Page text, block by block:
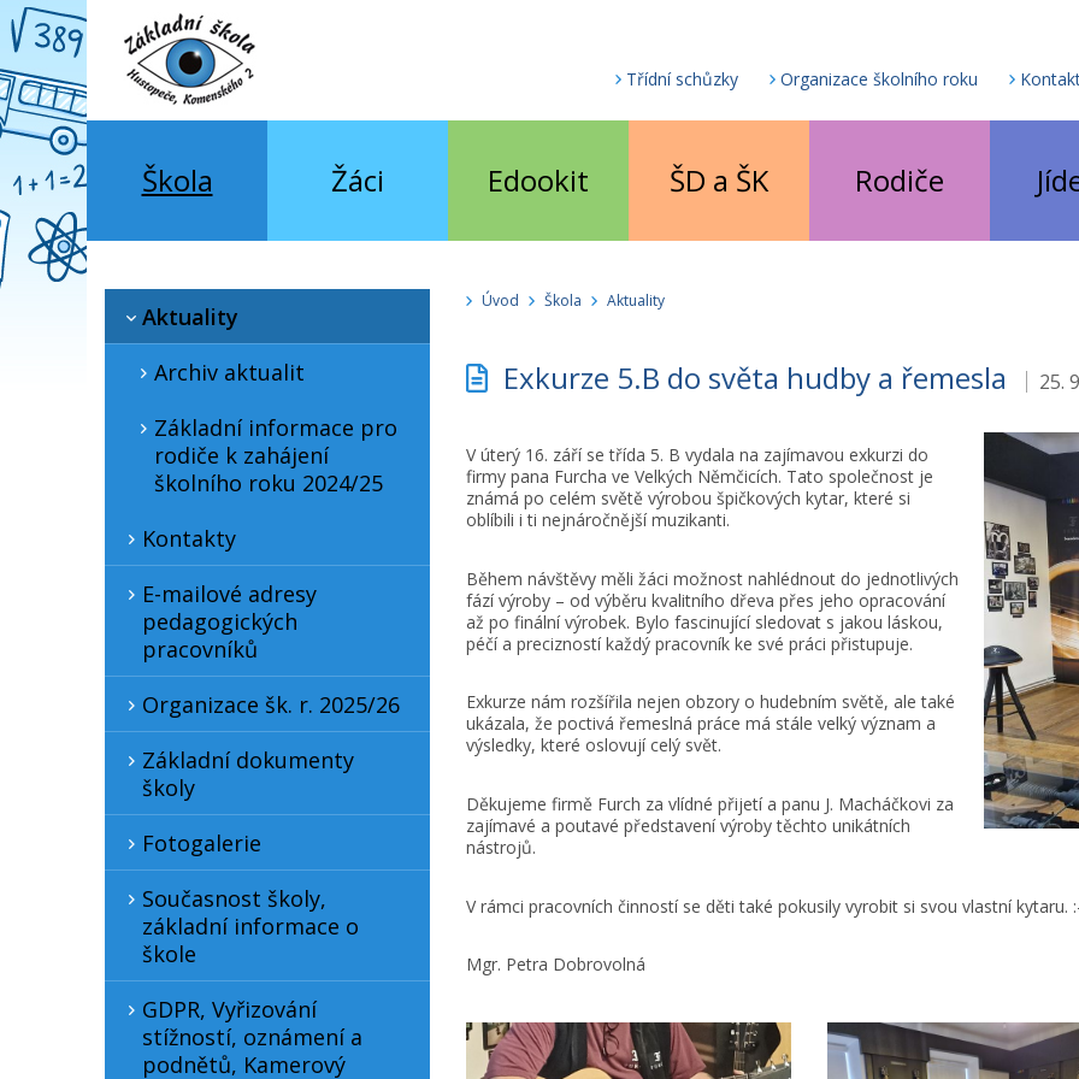
Třídní schůzky Organizace školního roku
Škola Žáci Edookit ŠD a ŠK Rodiče
Aktuality
Archiv aktualit
Základní informace pro
rodiče k zahájení
školního roku 2024/25
Kontakty
E-mailové adresy
pedagogických
pracovníků
Organizace šk. r. 2025/26
Základní dokumenty
školy
Fotogalerie
Současnost školy,
základní informace o
škole
GDPR, Vyřizování
stížností, oznámení a
podnětů, Kamerový
Úvod Škola Aktuality
Exkurze 5.B do světa hudby a řemesla 25.
V úterý 16. září se třída 5. B vydala na zajímavou exkurzi do
firmy pana Furcha ve Velkých Němčicích. Tato společnost je
známá po celém světě výrobou špičkových kytar, které si
oblíbili i ti nejnáročnější muzikanti.
Během návštěvy měli žáci možnost nahlédnout do jednotlivých
fází výroby – od výběru kvalitního dřeva přes jeho opracování
až po finální výrobek. Bylo fascinující sledovat s jakou láskou,
péčí a precizností každý pracovník ke své práci přistupuje.
Exkurze nám rozšířila nejen obzory o hudebním světě, ale také
ukázala, že poctivá řemeslná práce má stále velký význam a
výsledky, které oslovují celý svět.
Děkujeme firmě Furch za vlídné přijetí a panu J. Macháčkovi za
zajímavé a poutavé představení výroby těchto unikátních
nástrojů.
V rámci pracovních činností se děti také pokusily vyrobit si svou vlastní kytaru.
Mgr. Petra Dobrovolná